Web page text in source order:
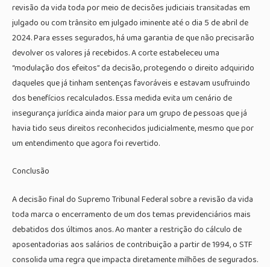
revisão da vida toda por meio de decisões judiciais transitadas em
julgado ou com trânsito em julgado iminente até o dia 5 de abril de
2024. Para esses segurados, há uma garantia de que não precisarão
devolver os valores já recebidos. A corte estabeleceu uma
“modulação dos efeitos” da decisão, protegendo o direito adquirido
daqueles que já tinham sentenças favoráveis e estavam usufruindo
dos benefícios recalculados. Essa medida evita um cenário de
insegurança jurídica ainda maior para um grupo de pessoas que já
havia tido seus direitos reconhecidos judicialmente, mesmo que por
um entendimento que agora foi revertido.
Conclusão
A decisão final do Supremo Tribunal Federal sobre a revisão da vida
toda marca o encerramento de um dos temas previdenciários mais
debatidos dos últimos anos. Ao manter a restrição do cálculo de
aposentadorias aos salários de contribuição a partir de 1994, o STF
consolida uma regra que impacta diretamente milhões de segurados.